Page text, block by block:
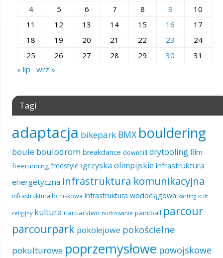
4
5 6 7 8 9
10
11
12 13 14 15 16
17
18
19 20 21 22 23
24
25
26 27 28 29 30
31
« lip
wrz »
Tagi
adaptacja bikepark BMX bouldering
boule boulodrom breakdance downhill drytooling film
freerunning freestyle igrzyska olimpijskie infrastruktura
energetyczna infrastruktura komunikacyjna
infrastruktura lotniskowa infrastruktura wodociągowa karting kult
religijny kultura narciarstwo nurkowanie paintball parcour
parcourpark pokolejowe pokościelne
pokulturowe poprzemysłowe powojskowe